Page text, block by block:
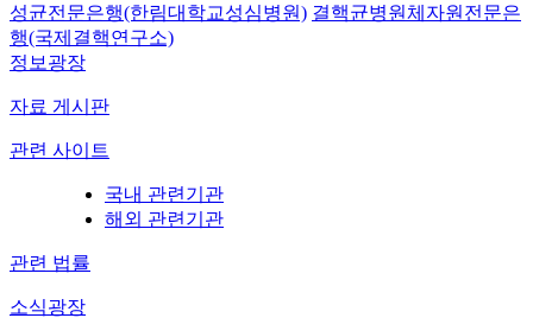
성균전문은행(한림대학교성심병원) 결핵균병원체자원전문은
행(국제결핵연구소)
정보광장
자료 게시판
관련 사이트
국내 관련기관
해외 관련기관
관련 법률
소식광장